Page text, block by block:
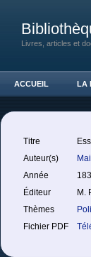
Livres, articles et
ACCUEIL LA
Titre
Auteur(s)
Année
Éditeur
M.
Thèmes
Fichier PDF